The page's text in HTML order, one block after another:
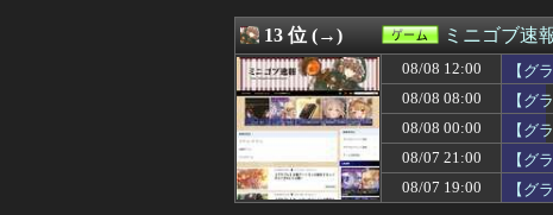
08/08 00:25
「ガンダムW」に
08/08 00:12
【FF14】ケテンラ
08/08 00:01
【ウマ娘】南武線
08/08 00:00
【ウマ娘】ジェン
08/08 00:00
【グラブル】カイ
08/08 00:00
漫画ゲームアニメ
08/08 00:00
【艦これ】そもそ
08/07 23:44
【ウマ娘】海外勢
08/07 23:30
【原神】マグロヘ
13 位 (→) ミニゴブ速
08/08 12:00
【グ
08/08 08:00
【グ
08/08 00:00
【グ
08/07 21:00
【グ
08/07 19:00
【グ